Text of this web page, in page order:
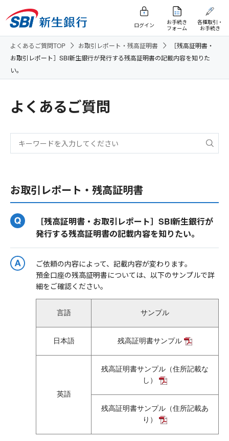
ログイン
お手続き
フォーム
各種取引・
お手続き
よくあるご質問TOP お取引レポート・残高証明書
［残高証明書・
お取引レポート］SBI新生銀行が発行する残高証明書の記載内容を知りた
い。
よくあるご質問
お取引レポート・残高証明書
［残高証明書・お取引レポート］SBI新生銀行が
発行する残高証明書の記載内容を知りたい。
ご依頼の内容によって、記載内容が変わります。
預金口座の残高証明書については、以下のサンプルで詳
細をご確認ください。
言語 サンプル
日本語 残高証明書サンプル
英語
残高証明書サンプル（住所記載な
し）
残高証明書サンプル（住所記載あ
り）